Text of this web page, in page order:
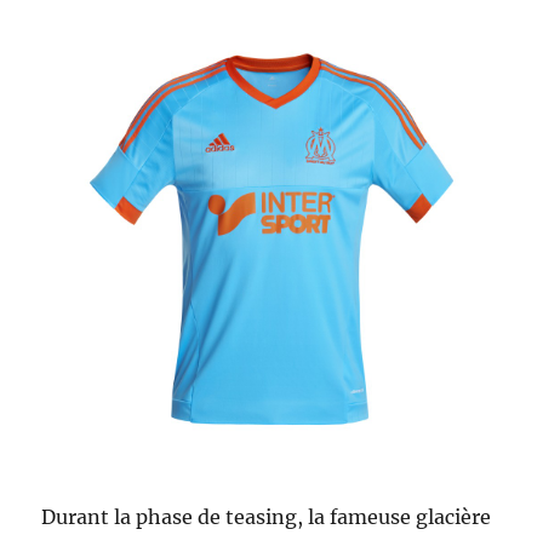
Durant la phase de teasing, la fameuse glacière